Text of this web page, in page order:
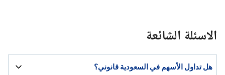
الاسئلة الشائعة
هل تداول الأسهم في السعودية قانوني؟